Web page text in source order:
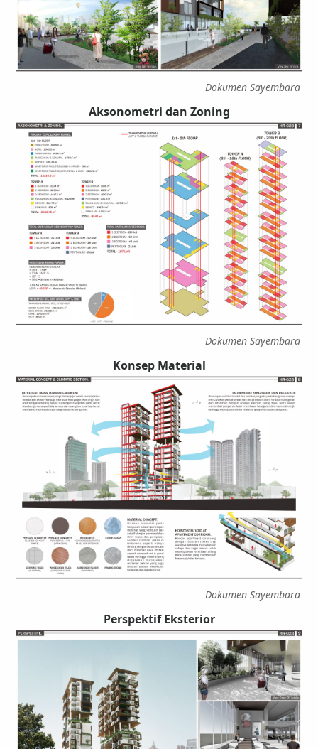
Dokumen Sayembara
Aksonometri dan Zoning
Dokumen Sayembara
Konsep Material
Dokumen Sayembara
Perspektif Eksterior